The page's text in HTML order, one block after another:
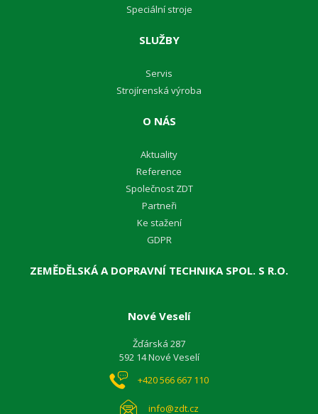
Speciální stroje
SLUŽBY
Servis
Strojírenská výroba
O NÁS
Aktuality
Reference
Společnost ZDT
Partneři
Ke stažení
GDPR
ZEMĚDĚLSKÁ A DOPRAVNÍ TECHNIKA SPOL. S R.O.
Nové Veselí
Žďárská 287
592 14 Nové Veselí
+420 566 667 110
info@zdt.cz